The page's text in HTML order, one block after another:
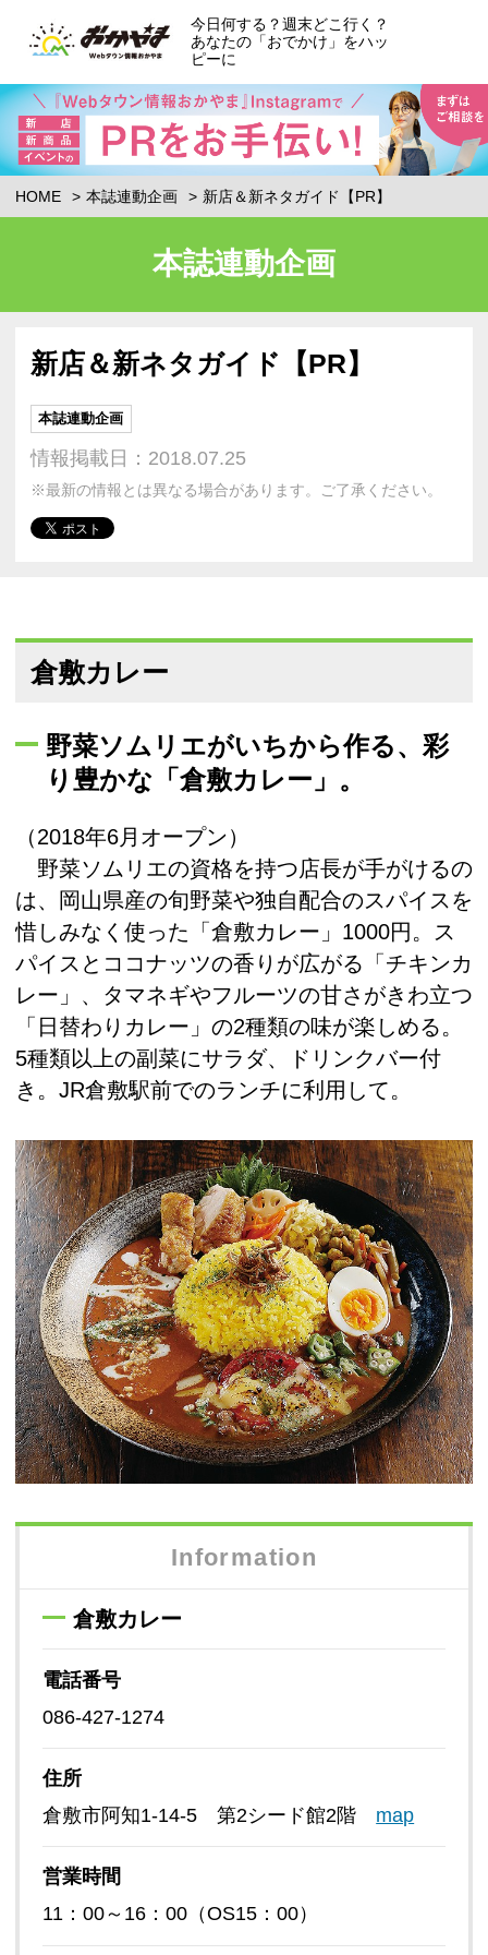
今日何する？週末どこ行く？
あなたの「おでかけ」をハッ
ピーに
HOME 本誌連動企画 新店＆新ネタガイド【PR】
本誌連動企画
新店＆新ネタガイド【PR】
本誌連動企画
情報掲載日：2018.07.25
※最新の情報とは異なる場合があります。ご了承ください。
倉敷カレー
野菜ソムリエがいちから作る、彩
り豊かな「倉敷カレー」。
（2018年6月オープン）
野菜ソムリエの資格を持つ店長が手がけるの
は、岡山県産の旬野菜や独自配合のスパイスを
惜しみなく使った「倉敷カレー」1000円。ス
パイスとココナッツの香りが広がる「チキンカ
レー」、タマネギやフルーツの甘さがきわ立つ
「日替わりカレー」の2種類の味が楽しめる。
5種類以上の副菜にサラダ、ドリンクバー付
き。JR倉敷駅前でのランチに利用して。
Information
倉敷カレー
電話番号
086-427-1274
住所
倉敷市阿知1-14-5 第2シード館2階 map
営業時間
11：00～16：00（OS15：00）